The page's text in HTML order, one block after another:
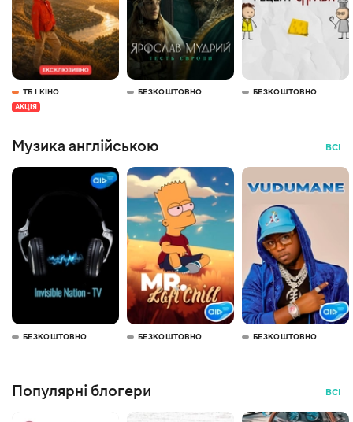
ТБ І КІНО
АКЦІЯ
БЕЗКОШТОВНО БЕЗКОШТОВНО
Музика англійською ВСІ
БЕЗКОШТОВНО БЕЗКОШТОВНО БЕЗКОШТОВНО
Популярні блогери ВСІ